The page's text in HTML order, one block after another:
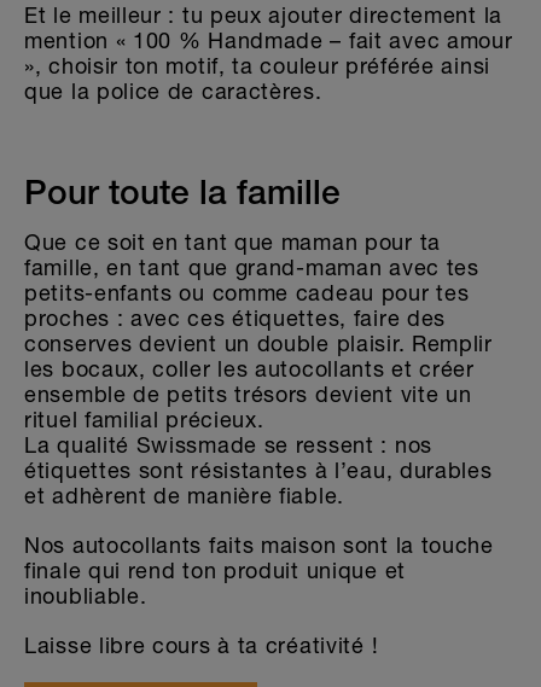
Et le meilleur : tu peux ajouter directement la
mention « 100 % Handmade – fait avec amour
», choisir ton motif, ta couleur préférée ainsi
que la police de caractères.
Pour toute la famille
Que ce soit en tant que maman pour ta
famille, en tant que grand-maman avec tes
petits-enfants ou comme cadeau pour tes
proches : avec ces étiquettes, faire des
conserves devient un double plaisir. Remplir
les bocaux, coller les autocollants et créer
ensemble de petits trésors devient vite un
rituel familial précieux.
La qualité Swissmade se ressent : nos
étiquettes sont résistantes à l’eau, durables
et adhèrent de manière fiable.
Nos autocollants faits maison sont la touche
finale qui rend ton produit unique et
inoubliable.
Laisse libre cours à ta créativité !